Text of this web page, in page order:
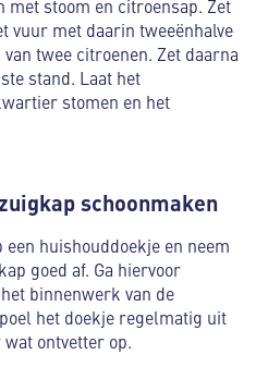
met stoom en citroensap. Zet
vuur met daarin tweeënhalve
twee citroenen. Zet daarna
stand. Laat het
stomen en het
schoonmaken
huishouddoekje en neem
goed af. Ga hiervoor
binnenwerk van de
het doekje regelmatig uit
ontvetter op.